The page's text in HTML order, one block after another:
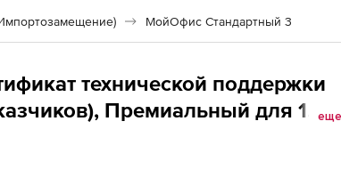
МойОфис Стандартный 3
технической поддержки
Премиальный для 1
еще